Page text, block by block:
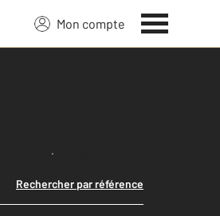
Mon compte
Lancer ma recherche
Rechercher par référence